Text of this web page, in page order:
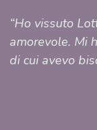
“Ho vissuto
amorevole. Mi
di cui avevo